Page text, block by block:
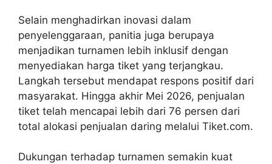
Selain menghadirkan inovasi dalam
penyelenggaraan, panitia juga berupaya
menjadikan turnamen lebih inklusif dengan
menyediakan harga tiket yang terjangkau.
Langkah tersebut mendapat respons positif dari
masyarakat. Hingga akhir Mei 2026, penjualan
tiket telah mencapai lebih dari 76 persen dari
total alokasi penjualan daring melalui Tiket.com.
Dukungan terhadap turnamen semakin kuat